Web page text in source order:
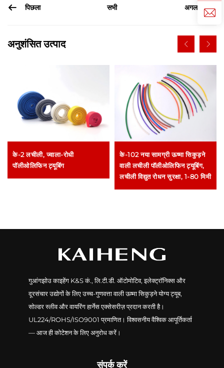
पिछला सभी अगला
अनुशंसित उत्पाद
के-2 लचीली, ज्वाला-रोधी
पॉलीओलिफिन ट्यूबिंग
के-102 नया सामग्री ऊष्मा सिकुड़ने
वाली लचीली पॉलीओलिफिन ट्यूबिंग,
लचीली विद्युत रोधन सुरक्षा, 1-80 मिमी
गुआंगझोउ काइहेंग K&S कं., लि.टी.डी. ऑटोमोटिव, इलेक्ट्रॉनिक्स और
दूरसंचार उद्योगों के लिए उच्च-गुणवत्ता वाली ऊष्मा सिकुड़ने योग्य ट्यूब,
सोल्डर स्लीव और वायरिंग हार्नेस एक्सेसरीज़ प्रदान करती है।
UL224/ROHS/ISO9001 प्रमाणित। विश्वसनीय वैश्विक आपूर्तिकर्ता
— आज ही कोटेशन के लिए अनुरोध करें।
संपर्क करें